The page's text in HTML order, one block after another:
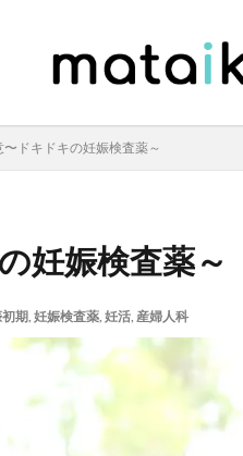
ドキドキの妊娠検査薬～
妊娠検査薬～
期, 妊娠検査薬, 妊活, 産婦人科